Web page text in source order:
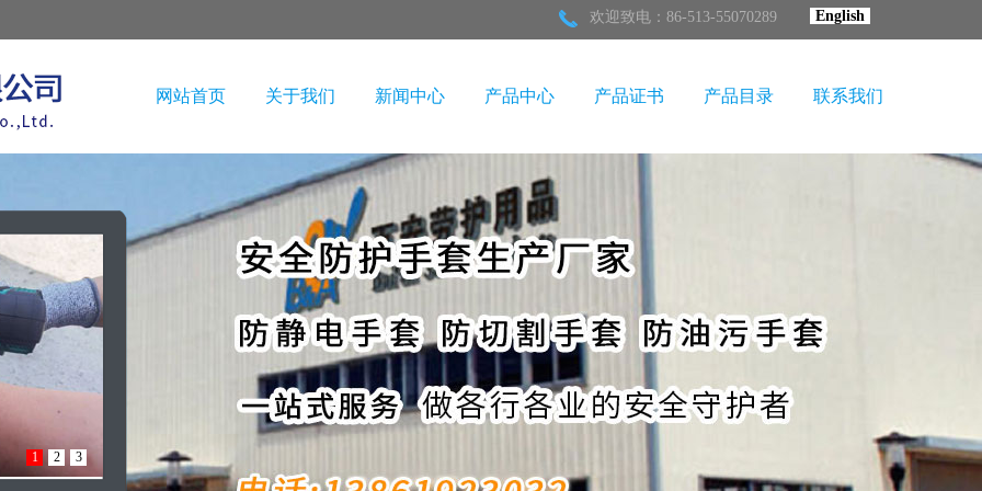
English
欢迎致电：86-513-55070289
网站首页 关于我们 新闻中心 产品中心 产品证书 产品目录 联系我们
1 2 3